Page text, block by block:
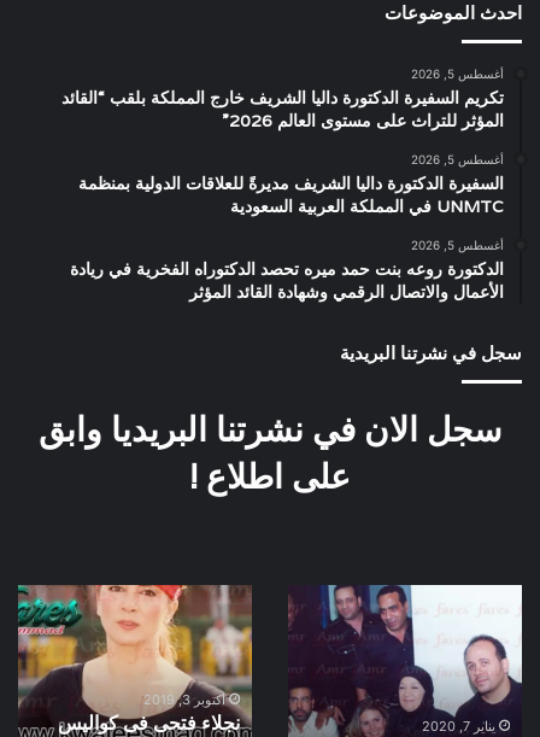
احدث الموضوعات
أغسطس 5, 2026
تكريم السفيرة الدكتورة داليا الشريف خارج المملكة بلقب “القائد
المؤثر للتراث على مستوى العالم 2026”
أغسطس 5, 2026
السفيرة الدكتورة داليا الشريف مديرةً للعلاقات الدولية بمنظمة
UNMTC في المملكة العربية السعودية
أغسطس 5, 2026
الدكتورة روعه بنت حمد ميره تحصد الدكتوراه الفخرية في ريادة
الأعمال والاتصال الرقمي وشهادة القائد المؤثر
سجل في نشرتنا البريدية
سجل الان في نشرتنا البريديا وابق
على اطلاع !
القدس
هترجع
لنا
سنة يناير 7, 2020
نجلاء
فتحى
فى
كواليس
فيلم
المراة
أكتوبر 3, 2019
نجلاء فتحى فى كواليس